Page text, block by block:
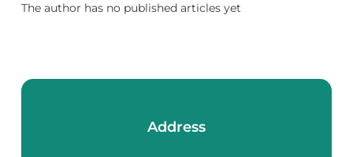
The author has no published articles yet
Address